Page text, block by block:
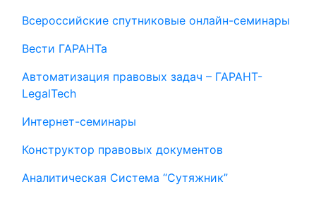
Всероссийские спутниковые онлайн-семинары
Вести ГАРАНТа
Автоматизация правовых задач – ГАРАНТ-
LegalTech
Интернет-семинары
Конструктор правовых документов
Аналитическая Система “Сутяжник”